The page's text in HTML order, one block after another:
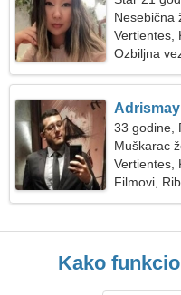
Nesebična
Vertientes,
Ozbiljna
Adrismay
33 godine,
Muškarac
Vertientes,
Filmovi,
Kako